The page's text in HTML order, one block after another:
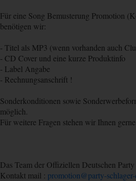
Für eine Song Bemusterung Promotion
benötigen wir:
- Titel als MP3 (wenn vorhanden auch
- CD Cover und eine kurze Produktinfo
- Label Angabe
- Rechnungsanschrift !
Sonderkonditionen sowie
möglich.
Für weitere Fragen stehen wir Ihnen
Das Team der Offiziellen Deutschen
Kontakt mail : promotion@party-